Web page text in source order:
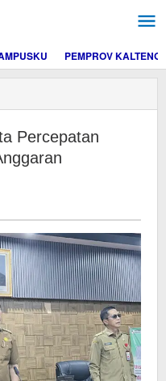
PEMPROV KALTENG
Shalahuddin
Percepatan
Program
dan
Percepatan